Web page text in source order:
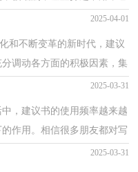
许多，你确定会写吗...2025-04-01
和不断变革的新时代，建议
调动各方面的积极因素，集
呢？下面是小...
2025-03-31
，建议书的使用频率越来越
作用。相信很多朋友都对写
的关于宠物...
2025-03-31